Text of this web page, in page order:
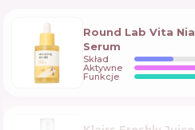
Round Lab Vita
Serum
Skład
Aktywne
Funkcje